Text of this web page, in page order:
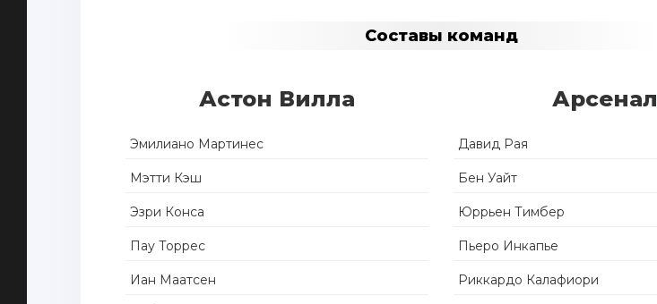
Составы команд
Астон Вилла
Эмилиано Мартинес
Мэтти Кэш
Эзри Конса
Пау Торрес
Иан Маатсен
Арсенал
Давид Рая
Бен Уайт
Юррьен Тимбер
Пьеро Инкапье
Риккардо Калафиори